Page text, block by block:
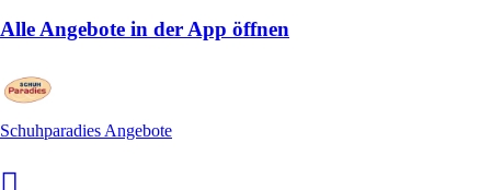
Alle Angebote in der App öffnen
Schuhparadies Angebote